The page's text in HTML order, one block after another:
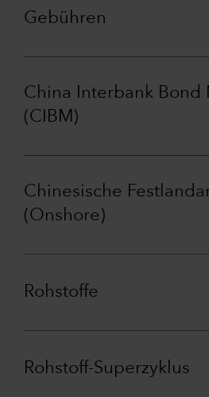
Gebühren
China Interbank Bond
(CIBM)
Chinesische
(Onshore)
Rohstoffe
Rohstoff-Superzyklus